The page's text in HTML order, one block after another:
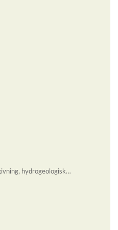
hydrogeologisk…